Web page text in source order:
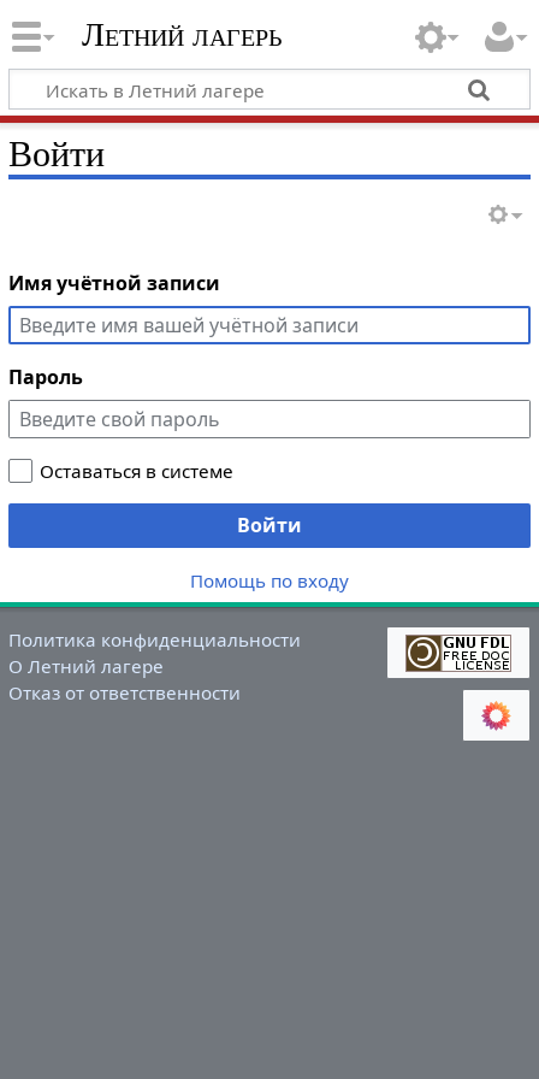
Летний лагерь
Войти
Имя учётной записи
Пароль
Оставаться в системе
Войти
Помощь по входу
Политика конфиденциальности
О Летний лагере
Отказ от ответственности